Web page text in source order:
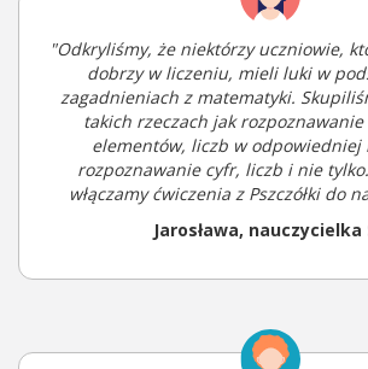
"Odkryliśmy, że niektórzy uczniowie,
dobrzy w liczeniu, mieli luki w
zagadnieniach z matematyki.
takich rzeczach jak rozpoznawanie
elementów, liczb w odpowiedniej
rozpoznawanie cyfr, liczb i nie
włączamy ćwiczenia z Pszczółki do
Jarosława, nauczycielka